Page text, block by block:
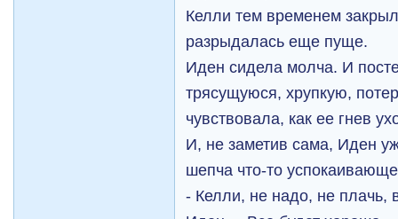
Келли тем временем
разрыдалась еще пуще.
Иден сидела молча. И
трясущуюся, хрупкую,
чувствовала, как ее гнев
И, не заметив сама, Иден
шепча что-то
- Келли, не надо, не